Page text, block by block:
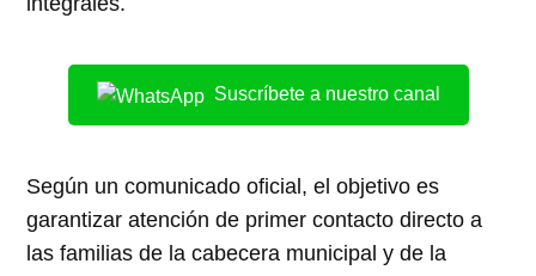
Suscríbete a nuestro canal
Según un comunicado oficial, el objetivo es
garantizar atención de primer contacto directo a
las familias de la cabecera municipal y de la